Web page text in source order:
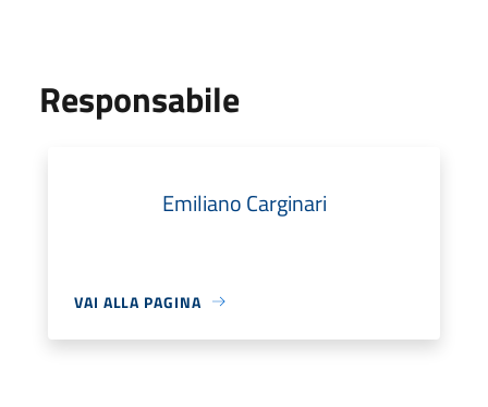
Responsabile
Emiliano Carginari
VAI ALLA PAGINA